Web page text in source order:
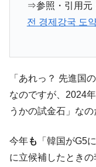
『Money1』
韓国
種は全般的「不調
ン』1人当たり賠償
『Money1』 韓国
『Money1』
韓国
「KDDX」1番艦、
に韓国がいっちょ
『Money1』
韓国
⇒参照・引用元
전 경제강국 도
「あれっ？ 先進国
なのですが、2024
うかの試金石」なの
今年も
「韓国がG5
に立候補したとき